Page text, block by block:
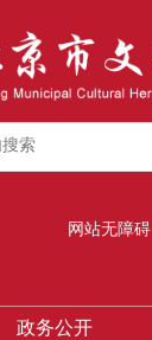
网站无障碍
政务公开